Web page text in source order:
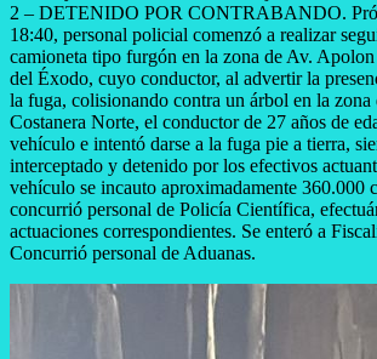
2 – DETENIDO POR CONTRABANDO.
18:40, personal policial comenzó a realizar
camioneta tipo furgón en la zona de Av.
del Éxodo, cuyo conductor, al advertir la
la fuga, colisionando contra un árbol en la zona
Costanera Norte, el conductor de 27 años de
vehículo e intentó darse a la fuga pie a tierra,
interceptado y detenido por los efectivos
vehículo se incauto aproximadamente 360.000
concurrió personal de Policía Científica,
actuaciones correspondientes. Se enteró a
Concurrió personal de Aduanas.